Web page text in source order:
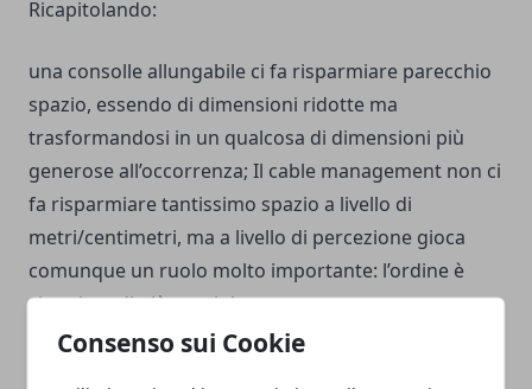
Consenso sui Cookie
Ricapitolando:
una consolle allungabile ci fa risparmiare parecchio
spazio, essendo di dimensioni ridotte ma
trasformandosi in un qualcosa di dimensioni più
generose all’occorrenza; Il cable management non ci
fa risparmiare tantissimo spazio a livello di
metri/centimetri, ma a livello di percezione gioca
comunque un ruolo molto importante: l’ordine è
sinonimo di più spazio!